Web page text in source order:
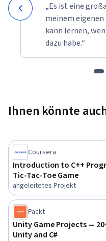
„Es ist eine
meinem
kann lernen,
dazu habe.“
Ihnen könnte
Coursera
Introduction to C++
Tic-Tac-Toe Game
angeleitetes Projekt
Packt
Unity Game Projects —
Unity and C#